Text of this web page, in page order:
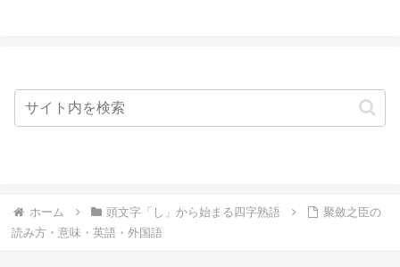
ホーム 頭文字「し」から始まる四字熟語
聚斂之臣の
読み方・意味・英語・外国語